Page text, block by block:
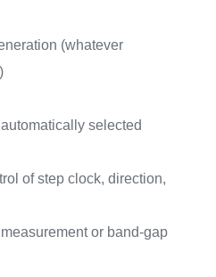
(whatever
selected
of step clock, direction,
measurement or band-gap